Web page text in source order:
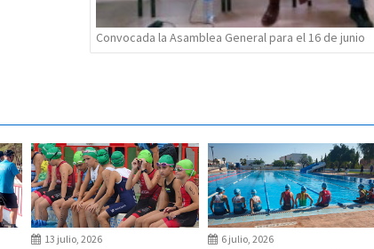
Convocada la Asamblea General para el 16 de junio
13 julio, 2026 6 julio, 2026